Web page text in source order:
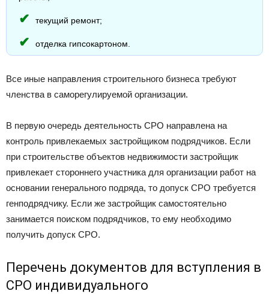
текущий ремонт;
отделка гипсокартоном.
Все иные направления строительного бизнеса требуют
членства в саморегулируемой организации.
В первую очередь деятельность СРО направлена на
контроль привлекаемых застройщиком подрядчиков. Если
при строительстве объектов недвижимости застройщик
привлекает стороннего участника для организации работ на
основании генерального подряда, то допуск СРО требуется
генподрядчику. Если же застройщик самостоятельно
занимается поиском подрядчиков, то ему необходимо
получить допуск СРО.
Перечень документов для вступления в
СРО индивидуального